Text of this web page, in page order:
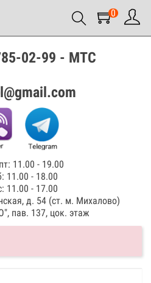
0
02-99 - МТС
11.00 - 19.00
11.00 - 18.00
11.00 - 17.00
д. 54 (ст. м. Михалово)
пав. 137, цок. этаж